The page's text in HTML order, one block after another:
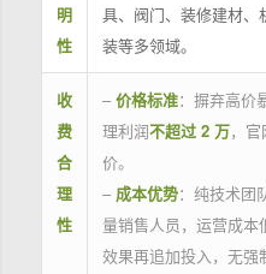
明
性
具、阀门、装修建材、
装等多领域。
收
费
合
理
性
– 价格标准：摒弃高价
理利润不超过 2 万，官
价。
– 成本优势：纯技术团
量销售人员，运营成本
效果再追加投入，无强